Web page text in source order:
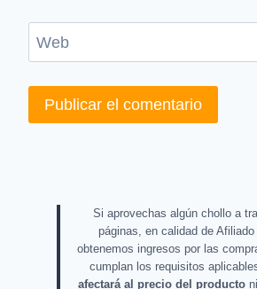
Web
Si aprovechas algún chollo a
páginas, en calidad de
obtenemos ingresos por las
cumplan los requisitos
afectará al precio del producto